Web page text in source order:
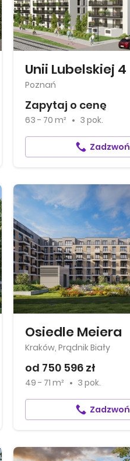
Unii Lubelskiej 4
Poznań
Zapytaj o cenę
63 - 70 m² 3 pok.
Zadzwoń
Osiedle Meiera
Kraków, Prądnik Biały
od 750 596 zł
49 - 71 m² 3 pok.
Zadzwoń